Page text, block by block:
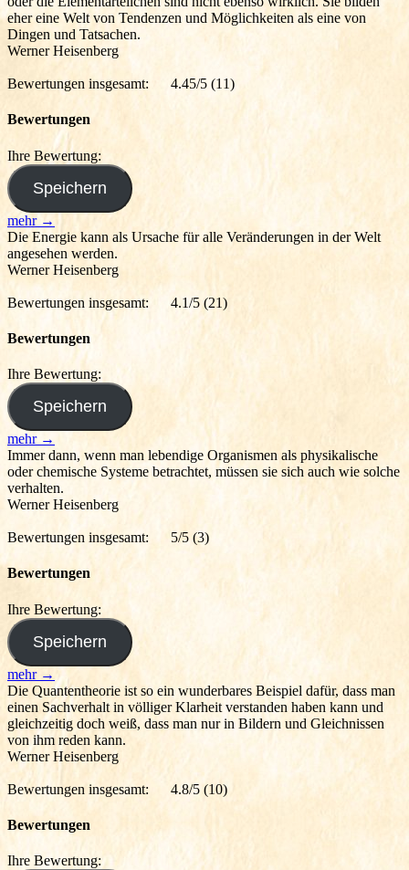
eher eine Welt von Tendenzen und Möglichkeiten als eine von
Dingen und Tatsachen.
Werner Heisenberg
Bewertungen insgesamt: 4.45/5 (11)
Bewertungen
Ihre Bewertung:
mehr →
Die Energie kann als Ursache für alle Veränderungen in der Welt
angesehen werden.
Werner Heisenberg
Bewertungen insgesamt: 4.1/5 (21)
Bewertungen
Ihre Bewertung:
mehr →
Immer dann, wenn man lebendige Organismen als physikalische
oder chemische Systeme betrachtet, müssen sie sich auch wie solche
verhalten.
Werner Heisenberg
Bewertungen insgesamt: 5/5 (3)
Bewertungen
Ihre Bewertung:
mehr →
Die Quantentheorie ist so ein wunderbares Beispiel dafür, dass man
einen Sachverhalt in völliger Klarheit verstanden haben kann und
gleichzeitig doch weiß, dass man nur in Bildern und Gleichnissen
von ihm reden kann.
Werner Heisenberg
Bewertungen insgesamt: 4.8/5 (10)
Bewertungen
Ihre Bewertung: